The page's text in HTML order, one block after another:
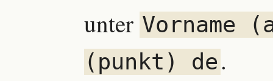
unter Vorname
(punkt) de.